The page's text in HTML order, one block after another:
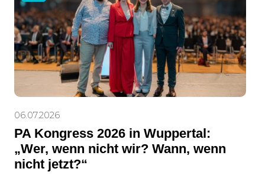
06.07.2026
PA Kongress 2026 in Wuppertal:
„Wer, wenn nicht wir? Wann, wenn
nicht jetzt?“